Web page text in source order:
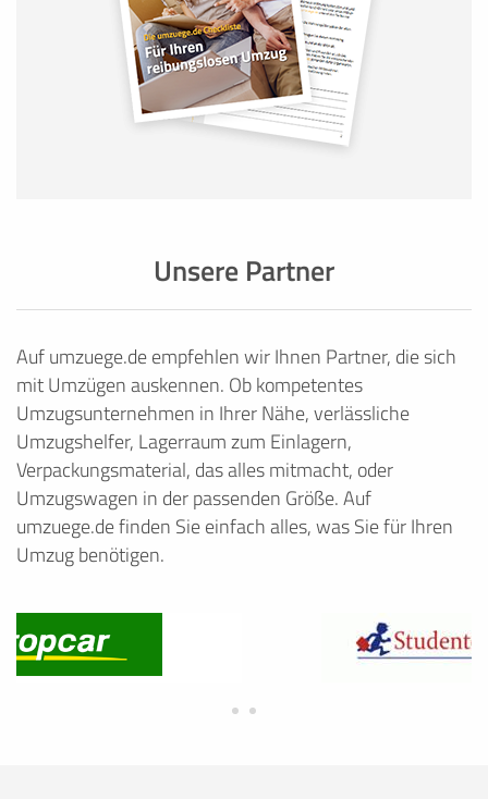
Unsere Partner
Auf umzuege.de empfehlen wir Ihnen Partner, die sich
mit Umzügen auskennen. Ob kompetentes
Umzugsunternehmen in Ihrer Nähe, verlässliche
Umzugshelfer, Lagerraum zum Einlagern,
Verpackungsmaterial, das alles mitmacht, oder
Umzugswagen in der passenden Größe. Auf
umzuege.de finden Sie einfach alles, was Sie für Ihren
Umzug benötigen.